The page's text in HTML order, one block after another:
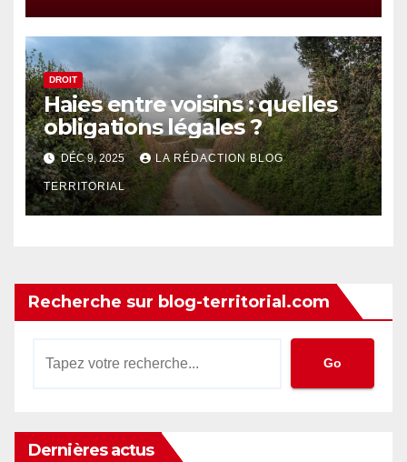
DROIT
Haies entre voisins : quelles
obligations légales ?
DÉC 9, 2025 LA RÉDACTION BLOG
TERRITORIAL
Recherche sur blog-territorial.com
Go
Dernières actus